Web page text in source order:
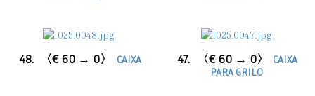
48. 〈€ 60 → 0〉 CAIXA 47. 〈€ 60 → 0〉
CAIXA
PARA GRILO